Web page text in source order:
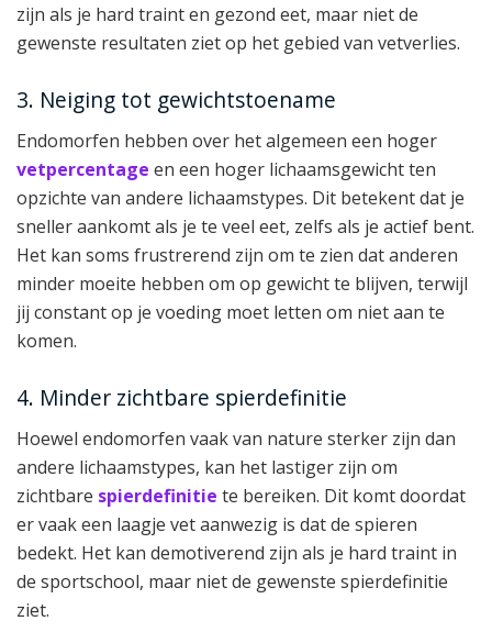
zijn als je hard traint en gezond eet, maar niet de
gewenste resultaten ziet op het gebied van vetverlies.
3. Neiging tot gewichtstoename
Endomorfen hebben over het algemeen een hoger
vetpercentage en een hoger lichaamsgewicht ten
opzichte van andere lichaamstypes. Dit betekent dat je
sneller aankomt als je te veel eet, zelfs als je actief bent.
Het kan soms frustrerend zijn om te zien dat anderen
minder moeite hebben om op gewicht te blijven, terwijl
jij constant op je voeding moet letten om niet aan te
komen.
4. Minder zichtbare spierdefinitie
Hoewel endomorfen vaak van nature sterker zijn dan
andere lichaamstypes, kan het lastiger zijn om
zichtbare spierdefinitie te bereiken. Dit komt doordat
er vaak een laagje vet aanwezig is dat de spieren
bedekt. Het kan demotiverend zijn als je hard traint in
de sportschool, maar niet de gewenste spierdefinitie
ziet.